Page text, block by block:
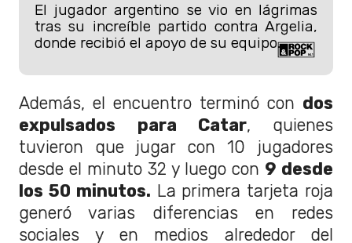
El jugador argentino se vio en lágrimas
tras su increíble partido contra Argelia,
donde recibió el apoyo de su equipo.
Además, el encuentro terminó con dos
expulsados para Catar, quienes
tuvieron que jugar con 10 jugadores
desde el minuto 32 y luego con 9 desde
los 50 minutos. La primera tarjeta roja
generó varias diferencias en redes
sociales y en medios alrededor del